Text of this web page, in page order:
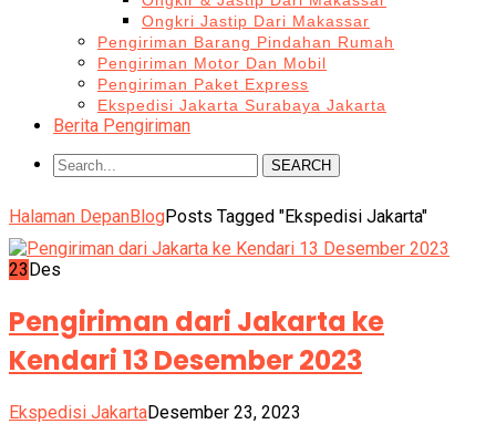
Ongkri Jastip Dari Makassar
Pengiriman Barang Pindahan Rumah
Pengiriman Motor Dan Mobil
Pengiriman Paket Express
Ekspedisi Jakarta Surabaya Jakarta
Berita Pengiriman
SEARCH
Halaman DepanBlogPosts Tagged "Ekspedisi Jakarta"
23Des
Pengiriman dari Jakarta ke
Kendari 13 Desember 2023
Ekspedisi JakartaDesember 23, 2023